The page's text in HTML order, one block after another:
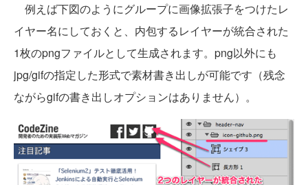
例えば下図のようにグループに画像拡張子をつけたレ
イヤー名にしておくと、内包するレイヤーが統合された
1枚のpngファイルとして生成されます。png以外にも
jpg/gifの指定した形式で素材書き出しが可能です（残念
ながらgifの書き出しオプションはありません）。